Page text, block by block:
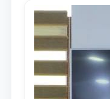
Ism va familiyangiz
Telefon raqamingiz
Pochta